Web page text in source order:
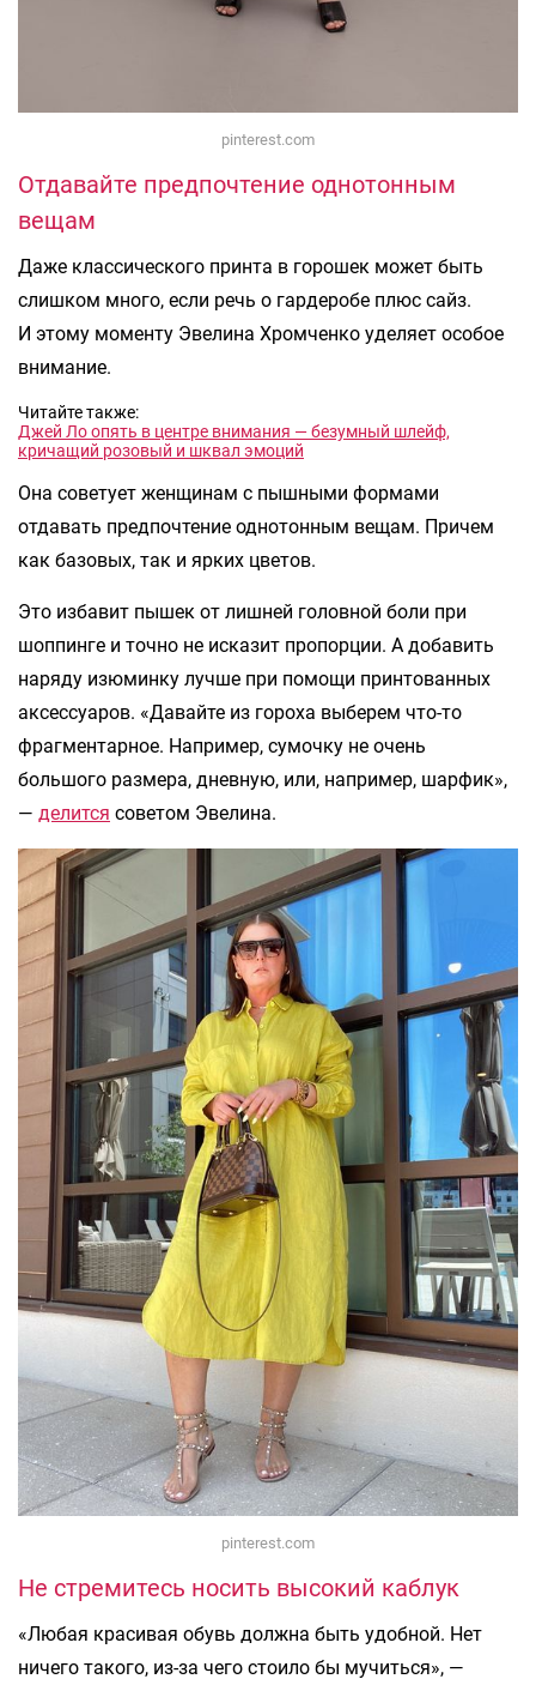
pinterest.com
Отдавайте предпочтение однотонным
вещам
Даже классического принта в горошек может быть
слишком много, если речь о гардеробе плюс сайз.
И этому моменту Эвелина Хромченко уделяет особое
внимание.
Читайте также:
Джей Ло опять в центре внимания — безумный шлейф,
кричащий розовый и шквал эмоций
Она советует женщинам с пышными формами
отдавать предпочтение однотонным вещам. Причем
как базовых, так и ярких цветов.
Это избавит пышек от лишней головной боли при
шоппинге и точно не исказит пропорции. А добавить
наряду изюминку лучше при помощи принтованных
аксессуаров. «Давайте из гороха выберем что-то
фрагментарное. Например, сумочку не очень
большого размера, дневную, или, например, шарфик»,
— делится советом Эвелина.
pinterest.com
Не стремитесь носить высокий каблук
«Любая красивая обувь должна быть удобной. Нет
ничего такого, из-за чего стоило бы мучиться», —